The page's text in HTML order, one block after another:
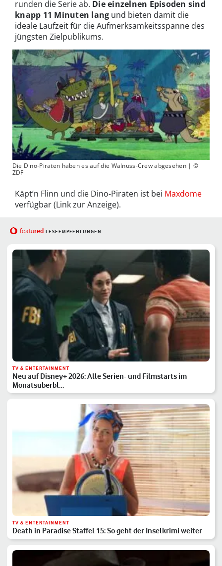
runden die Serie ab. Die einzelnen Episoden sind
knapp 11 Minuten lang und bieten damit die
ideale Laufzeit für die Aufmerksamkeitsspanne des
jüngsten Zielpublikums.
Die Dino-Piraten haben es auf die Walnuss-Crew abgesehen | ©
ZDF
Käpt’n Flinn und die Dino-Piraten ist bei Maxdome
verfügbar (Link zur Anzeige).
featured LESEEMPFEHLUNGEN
TV & ENTERTAINMENT
Neu auf Disney+ 2026: Alle Serien- und Filmstarts im
Monatsüberbl…
TV & ENTERTAINMENT
Death in Paradise Staffel 15: So geht der Inselkrimi weiter